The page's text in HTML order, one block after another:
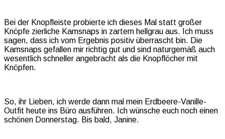
Bei der Knopfleiste probierte ich dieses Mal statt großer
Knöpfe zierliche Kamsnaps in zartem hellgrau aus. Ich muss
sagen, dass ich vom Ergebnis positiv überrascht bin. Die
Kamsnaps gefallen mir richtig gut und sind naturgemäß auch
wesentlich schneller angebracht als die Knopflöcher mit
Knöpfen.
So, ihr Lieben, ich werde dann mal mein Erdbeere-Vanille-
Outfit heute ins Büro ausführen. Ich wünsche euch noch einen
schönen Donnerstag. Bis bald, Janine.